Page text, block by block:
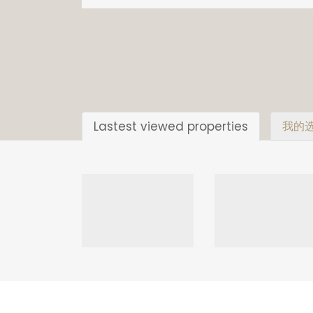
Lastest viewed properties 我的